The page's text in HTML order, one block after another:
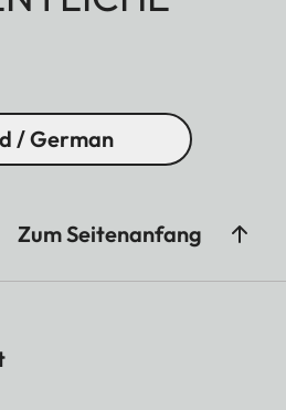
/ German
Zum Seitenanfang